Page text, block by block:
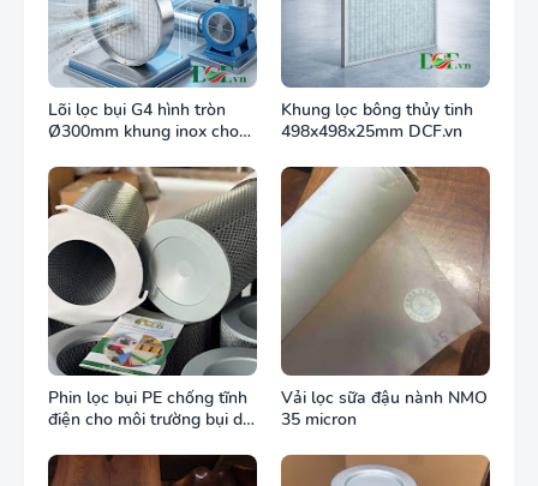
Lõi lọc bụi G4 hình tròn
Ø300mm khung inox cho
Khung lọc bông thủy tinh
498x498x25mm DCF.vn
Phin lọc bụi PE chống tĩnh
điện cho môi trường bụi dễ
Vải lọc sữa đậu nành NMO
35 micron